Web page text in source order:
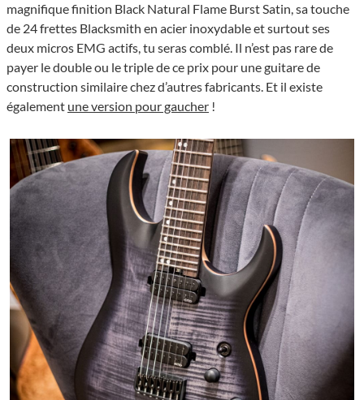
magnifique finition Black Natural Flame Burst Satin, sa touche
de 24 frettes Blacksmith en acier inoxydable et surtout ses
deux micros EMG actifs, tu seras comblé. Il n’est pas rare de
payer le double ou le triple de ce prix pour une guitare de
construction similaire chez d’autres fabricants. Et il existe
également une version pour gaucher !